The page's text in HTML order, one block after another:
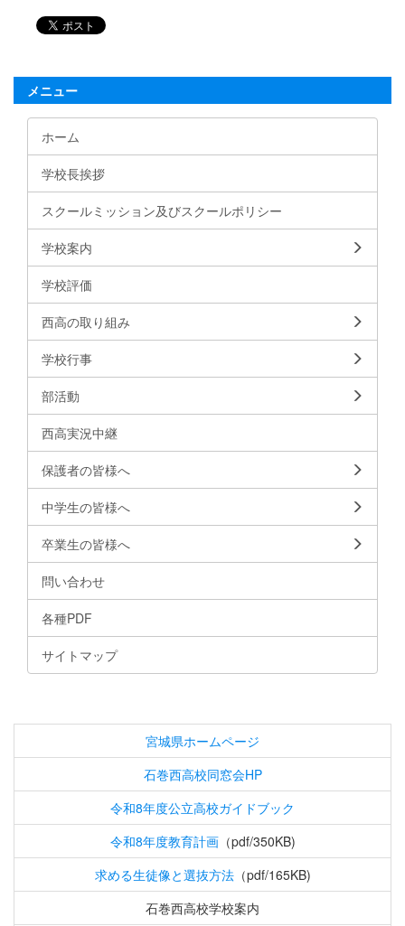
メニュー
ホーム
学校長挨拶
スクールミッション及びスクールポリシー
学校案内
学校評価
西高の取り組み
学校行事
部活動
西高実況中継
保護者の皆様へ
中学生の皆様へ
卒業生の皆様へ
問い合わせ
各種PDF
サイトマップ
宮城県ホームページ
石巻西高校同窓会HP
令和8年度公立高校ガイドブック
令和8年度教育計画（pdf/350KB)
求める生徒像と選抜方法（pdf/165KB)
石巻西高校学校案内